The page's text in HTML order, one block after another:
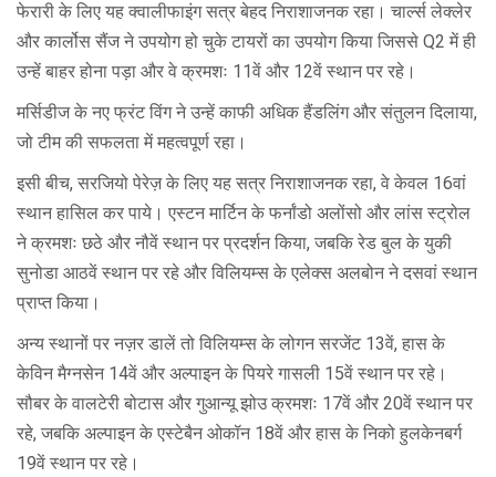
फेरारी के लिए यह क्वालीफाइंग सत्र बेहद निराशाजनक रहा। चार्ल्स लेक्लेर
और कार्लोस सैंज ने उपयोग हो चुके टायरों का उपयोग किया जिससे Q2 में ही
उन्हें बाहर होना पड़ा और वे क्रमशः 11वें और 12वें स्थान पर रहे।
मर्सिडीज के नए फ्रंट विंग ने उन्हें काफी अधिक हैंडलिंग और संतुलन दिलाया,
जो टीम की सफलता में महत्वपूर्ण रहा।
इसी बीच, सरजियो पेरेज़ के लिए यह सत्र निराशाजनक रहा, वे केवल 16वां
स्थान हासिल कर पाये। एस्टन मार्टिन के फर्नांडो अलोंसो और लांस स्ट्रोल
ने क्रमशः छठे और नौवें स्थान पर प्रदर्शन किया, जबकि रेड बुल के युकी
सुनोडा आठवें स्थान पर रहे और विलियम्स के एलेक्स अलबोन ने दसवां स्थान
प्राप्त किया।
अन्य स्थानों पर नज़र डालें तो विलियम्स के लोगन सरजेंट 13वें, हास के
केविन मैग्नसेन 14वें और अल्पाइन के पियरे गासली 15वें स्थान पर रहे।
सौबर के वालटेरी बोटास और गुआन्यू झोउ क्रमशः 17वें और 20वें स्थान पर
रहे, जबकि अल्पाइन के एस्टेबैन ओकॉन 18वें और हास के निको हुलकेनबर्ग
19वें स्थान पर रहे।